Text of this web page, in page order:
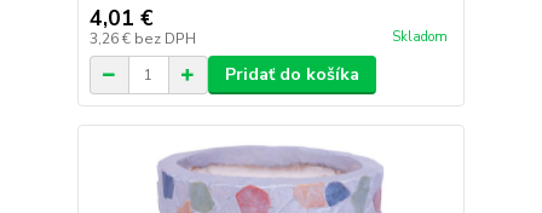
4,01 €
3,26 € bez DPH Skladom
Pridať do košíka